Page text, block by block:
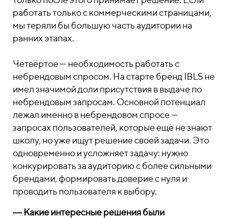
работать только с коммерческими страницами,
мы теряли бы большую часть аудитории на
ранних этапах.
Четвёртое — необходимость работать с
небрендовым спросом. На старте бренд IBLS не
имел значимой доли присутствия в выдаче по
небрендовым запросам. Основной потенциал
лежал именно в небрендовом спросе —
запросах пользователей, которые ещё не знают
школу, но уже ищут решение своей задачи. Это
одновременно и усложняет задачу: нужно
конкурировать за аудиторию с более сильными
брендами, формировать доверие с нуля и
проводить пользователя к выбору.
― Какие интересные решения были